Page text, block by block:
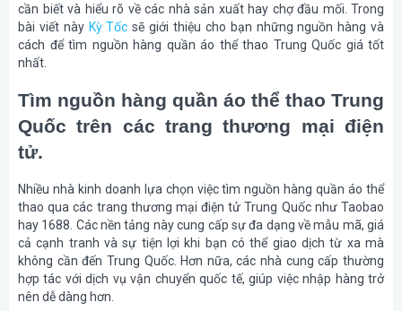
cần biết và hiểu rõ về các nhà sản xuất hay chợ đầu mối. Trong
bài viết này Kỳ Tốc sẽ giới thiệu cho bạn những nguồn hàng và
cách để tìm nguồn hàng quần áo thể thao Trung Quốc giá tốt
nhất.
Tìm nguồn hàng quần áo thể thao Trung
Quốc trên các trang thương mại điện
tử.
Nhiều nhà kinh doanh lựa chọn việc tìm nguồn hàng quần áo thể
thao qua các trang thương mại điện tử Trung Quốc như Taobao
hay 1688. Các nền tảng này cung cấp sự đa dạng về mẫu mã, giá
cả cạnh tranh và sự tiện lợi khi bạn có thể giao dịch từ xa mà
không cần đến Trung Quốc. Hơn nữa, các nhà cung cấp thường
hợp tác với dịch vụ vận chuyển quốc tế, giúp việc nhập hàng trở
nên dễ dàng hơn.